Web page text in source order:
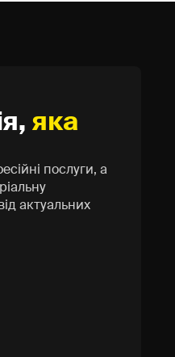
яка
послуги, а
актуальних